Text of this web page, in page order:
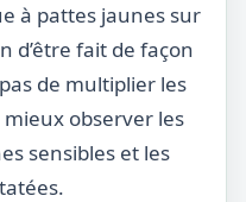
à pattes jaunes sur
d’être fait de façon
de multiplier les
mieux observer les
sensibles et les